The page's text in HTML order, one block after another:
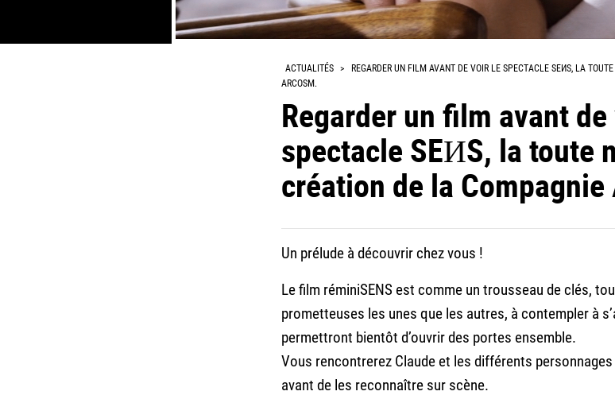
ACTUALITÉS >
REGARDER UN FILM AVANT DE VOIR LE SPECTACLE SEИS, LA
ARCOSM.
Regarder un film avant
spectacle SEИS, la toute
création de la
Un prélude à découvrir chez vous !
Le film réminiSENS est comme un trousseau de clés,
prometteuses les unes que les autres, à contempler à
permettront bientôt d’ouvrir des portes ensemble.
Vous rencontrerez Claude et les différents
avant de les reconnaître sur scène.